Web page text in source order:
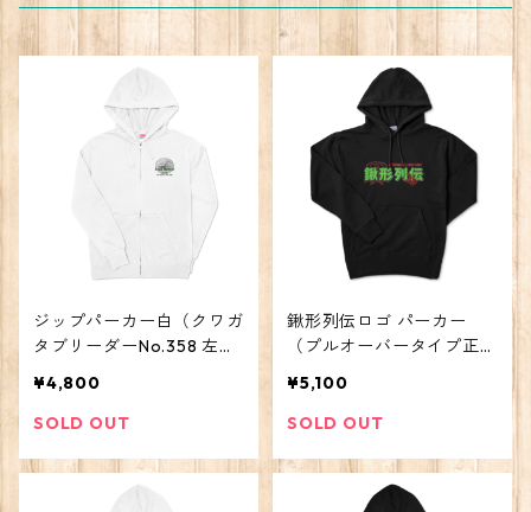
ジップパーカー白（クワガ
タブリーダーNo.358 左胸
¥4,800
SOLD OUT
鍬形列伝ロゴ パーカー
（プルオーバータイプ正面
¥5,100
SOLD OUT